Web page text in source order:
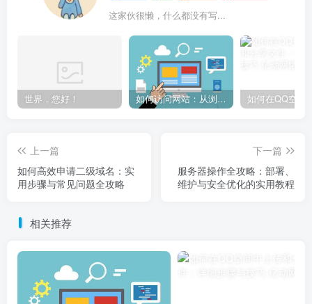
这家伙很懒，什么都没有写...
世界，您好！ 如何访问网站：从浏览器输入到页面加载的完整步骤详解
上一篇
如何高效申请二级域名：实
用步骤与常见问题全攻略
下一篇
服务器操作全攻略：部署、
维护与安全优化的实用教程
相关推荐